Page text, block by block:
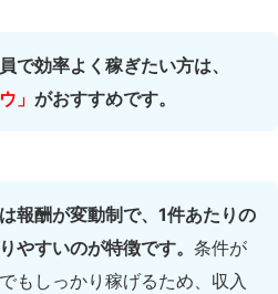
で効率よく稼ぎたい方は、
」 がおすすめです。
報酬が変動制で、1件あたりの
やすいのが特徴です。 条件が
もしっかり稼げるため、収入